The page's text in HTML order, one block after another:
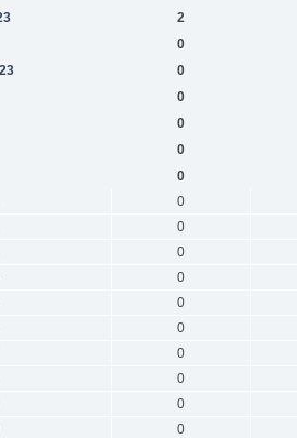
2
0
0
0
0
0
0
0
0
0
0
0
0
0
0
0
0